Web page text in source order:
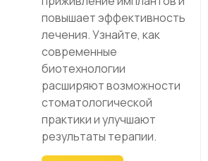
повышает эффективность
лечения. Узнайте, как
современные
биотехнологии
расширяют возможности
стоматологической
практики и улучшают
результаты терапии.